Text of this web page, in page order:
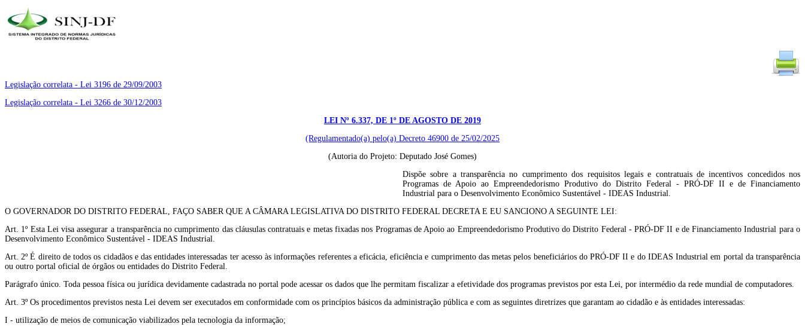
Legislação correlata - Lei 3196 de 29/09/2003
Legislação correlata - Lei 3266 de 30/12/2003
LEI Nº 6.337, DE 1º DE AGOSTO DE 2019
(Regulamentado(a) pelo(a) Decreto 46900 de 25/02/2025
(Autoria do Projeto: Deputado José Gomes)
Dispõe sobre a transparência no cumprimento dos requisitos legais e contratuais de incentivos concedidos nos
Programas de Apoio ao Empreendedorismo Produtivo do Distrito Federal - PRÓ-DF II e de Financiamento
Industrial para o Desenvolvimento Econômico Sustentável - IDEAS Industrial.
O GOVERNADOR DO DISTRITO FEDERAL, FAÇO SABER QUE A CÂMARA LEGISLATIVA DO DISTRITO FEDERAL DECRETA E EU SANCIONO A SEGUINTE LEI:
Art. 1º Esta Lei visa assegurar a transparência no cumprimento das cláusulas contratuais e metas fixadas nos Programas de Apoio ao Empreendedorismo Produtivo do Distrito Federal - PRÓ-DF II e de Financiamento Industrial para o
Desenvolvimento Econômico Sustentável - IDEAS Industrial.
Art. 2º É direito de todos os cidadãos e das entidades interessadas ter acesso às informações referentes a eficácia, eficiência e cumprimento das metas pelos beneficiários do PRÓ-DF II e do IDEAS Industrial em portal da transparência
ou outro portal oficial de órgãos ou entidades do Distrito Federal.
Parágrafo único. Toda pessoa física ou jurídica devidamente cadastrada no portal pode acessar os dados que lhe permitam fiscalizar a efetividade dos programas previstos por esta Lei, por intermédio da rede mundial de computadores.
Art. 3º Os procedimentos previstos nesta Lei devem ser executados em conformidade com os princípios básicos da administração pública e com as seguintes diretrizes que garantam ao cidadão e às entidades interessadas:
I - utilização de meios de comunicação viabilizados pela tecnologia da informação;